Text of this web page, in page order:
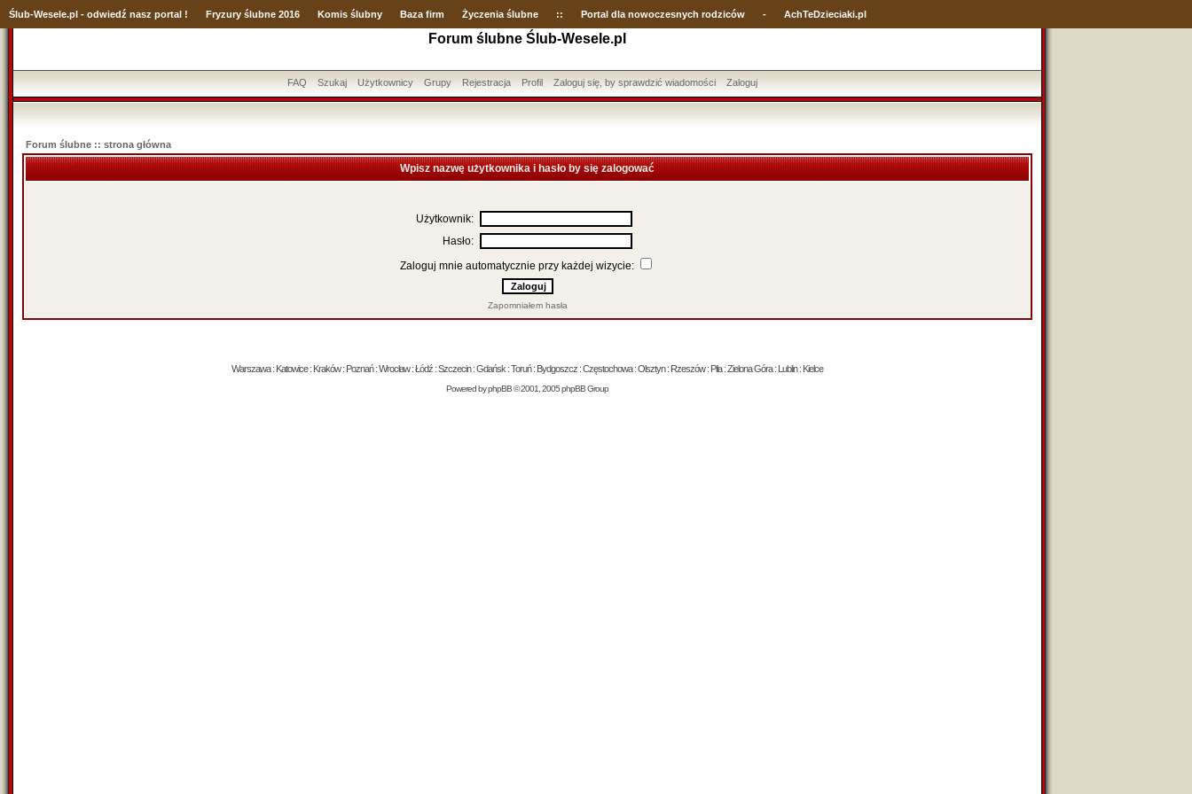
Ślub-Wesele.pl - odwiedź nasz portal ! Fryzury ślubne 2016 Komis ślubny Baza firm Życzenia ślubne :: Portal dla nowoczesnych rodziców - AchTeDzieciaki.pl
Forum ślubne Ślub-Wesele.pl
FAQ Szukaj Użytkownicy Grupy Rejestracja Profil Zaloguj się, by sprawdzić wiadomości Zaloguj
Forum ślubne :: strona główna
Wpisz nazwę użytkownika i hasło by się zalogować
Użytkownik:
Hasło:
Zaloguj mnie automatycznie przy każdej wizycie:
Zapomniałem hasła
Warszawa : Katowice : Kraków : Poznań : Wrocław : Łódź : Szczecin : Gdańsk : Toruń : Bydgoszcz : Częstochowa : Olsztyn : Rzeszów : Piła : Zielona Góra : Lublin : Kielce
Powered byphpBB© 2001, 2005 phpBB Group